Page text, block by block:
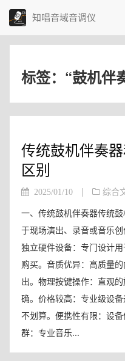
知唱音域音调仪
标签：“鼓机伴
传统鼓机伴奏
区别
2025/01/10 | 综合
一、传统鼓机伴奏器传统
于现场演出、录音或音乐
独立硬件设备：专门设计
购买。音质优异：高质量
出。物理按键操作：直观
确。价格较高：专业级设
不划算。便携性有限：设
群：专业音乐...